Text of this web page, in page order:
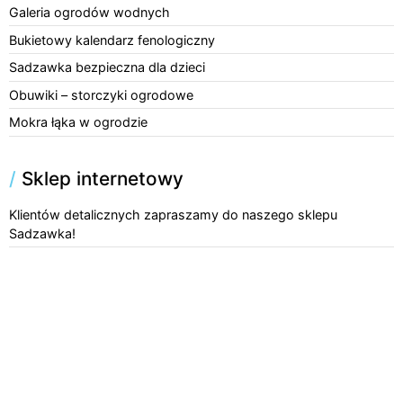
Galeria ogrodów wodnych
Bukietowy kalendarz fenologiczny
Sadzawka bezpieczna dla dzieci
Obuwiki – storczyki ogrodowe
Mokra łąka w ogrodzie
/ Sklep internetowy
Klientów detalicznych zapraszamy do naszego sklepu
Sadzawka!